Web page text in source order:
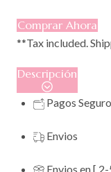
Comprar Ahora
**Tax included.
Descripción
Pagos
Envios
Envios en [